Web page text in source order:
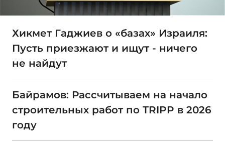
Хикмет Гаджиев о «базах» Израиля:
Пусть приезжают и ищут - ничего
не найдут
Байрамов: Рассчитываем на начало
строительных работ по TRIPP в 2026
году